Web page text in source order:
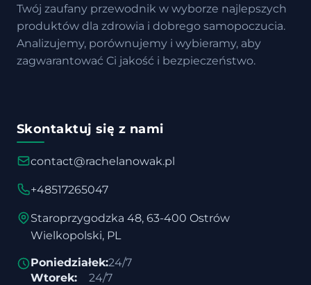
Twój zaufany przewodnik w wyborze najlepszych
produktów dla zdrowia i dobrego samopoczucia.
Analizujemy, porównujemy i wybieramy, aby
zagwarantować Ci jakość i bezpieczeństwo.
Skontaktuj się z nami
contact@rachelanowak.pl
+48517265047
Staroprzygodzka 48, 63-400 Ostrów
Wielkopolski, PL
Poniedziałek:24/7
Wtorek:
24/7